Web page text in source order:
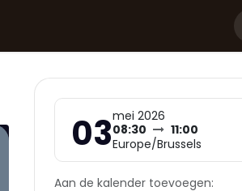
03mei 2026
08:30
11:00
Europe/Brussels
Aan de kalender toevoegen: